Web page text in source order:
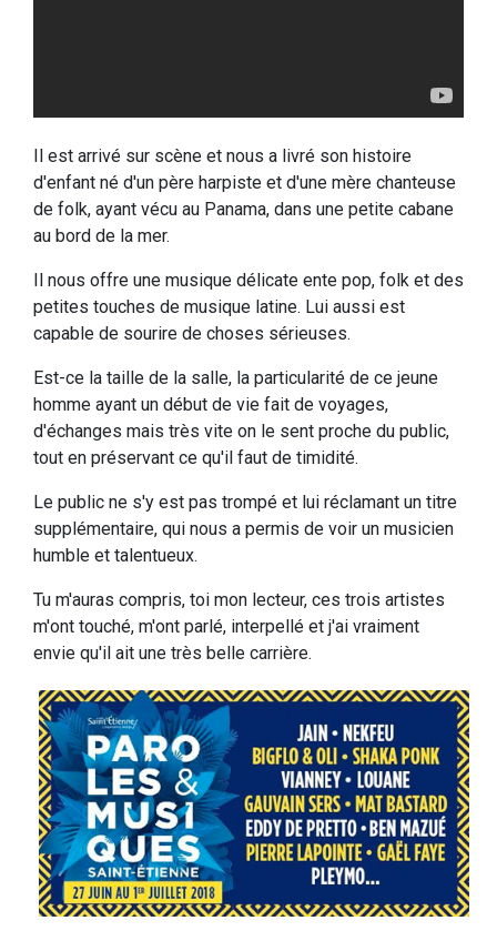
Il est arrivé sur scène et nous a livré son histoire
d'enfant né d'un père harpiste et d'une mère chanteuse
de folk, ayant vécu au Panama, dans une petite cabane
au bord de la mer.
Il nous offre une musique délicate ente pop, folk et des
petites touches de musique latine. Lui aussi est
capable de sourire de choses sérieuses.
Est-ce la taille de la salle, la particularité de ce jeune
homme ayant un début de vie fait de voyages,
d'échanges mais très vite on le sent proche du public,
tout en préservant ce qu'il faut de timidité.
Le public ne s'y est pas trompé et lui réclamant un titre
supplémentaire, qui nous a permis de voir un musicien
humble et talentueux.
Tu m'auras compris, toi mon lecteur, ces trois artistes
m'ont touché, m'ont parlé, interpellé et j'ai vraiment
envie qu'il ait une très belle carrière.